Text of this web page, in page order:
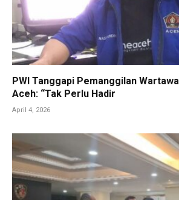
PWI Tanggapi Pemanggilan
Aceh: “Tak Perlu Hadir
April 4, 2026